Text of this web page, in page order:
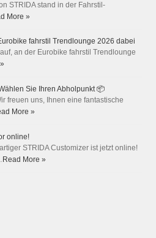
STRIDA stand in der Fahrstil-
More »
fahrstil Trendlounge 2026 dabei
an der Eurobike fahrstil Trendlounge
Sie Ihren Abholpunkt 📦
freuen uns, Ihnen eine fantastische
More »
online!
STRIDA Customizer ist jetzt online!
Read More »